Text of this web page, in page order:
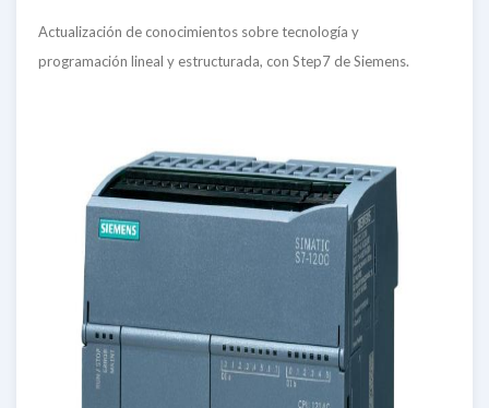
Actualización de conocimientos sobre tecnología y
programación lineal y estructurada, con Step7 de Siemens.